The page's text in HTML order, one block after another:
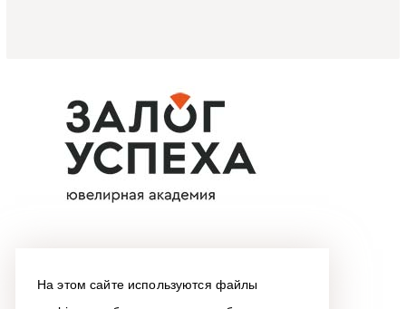
На этом сайте используются файлы